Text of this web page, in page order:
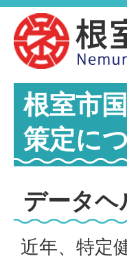
根室市
策定に
データヘ
近年、特定